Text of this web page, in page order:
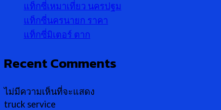
แท็กซี่เหมาเที่ยว นครปฐม
แท็กซี่นครนายก ราคา
แท็กซี่มิเตอร์ ตาก
Recent Comments
ไม่มีความเห็นที่จะแสดง
truck service